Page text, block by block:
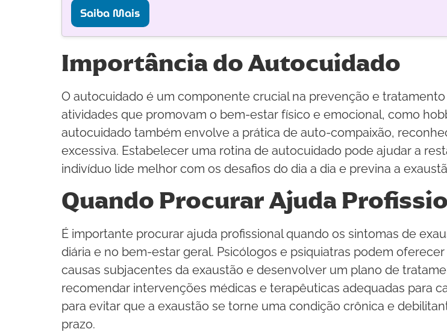
Saiba Mais
Importância do Autocuidado
O autocuidado é um componente crucial na prevenção e
atividades que promovam o bem-estar físico e emocional, como
autocuidado também envolve a prática de auto-compaixão,
excessiva. Estabelecer uma rotina de autocuidado pode ajudar a
indivíduo lide melhor com os desafios do dia a dia e previna a
Quando Procurar Ajuda
É importante procurar ajuda profissional quando os sintomas de
diária e no bem-estar geral. Psicólogos e psiquiatras podem
causas subjacentes da exaustão e desenvolver um plano de
recomendar intervenções médicas e terapêuticas adequadas para
para evitar que a exaustão se torne uma condição crônica e
prazo.